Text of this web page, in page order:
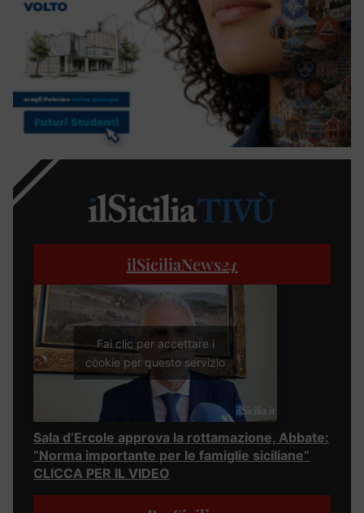
ilSiciliaNews24
Fai clic per accettare i
cookie per questo servizio
Sala d’Ercole approva la rottamazione, Abbate:
“Norma importante per le famiglie siciliane”
CLICCA PER IL VIDEO